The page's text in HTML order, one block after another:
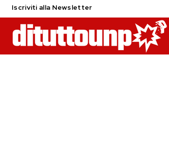
Iscriviti alla Newsletter